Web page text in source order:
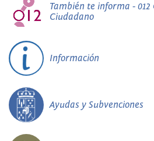
También te informa - 012
Ciudadano
Información
Ayudas y Subvenciones